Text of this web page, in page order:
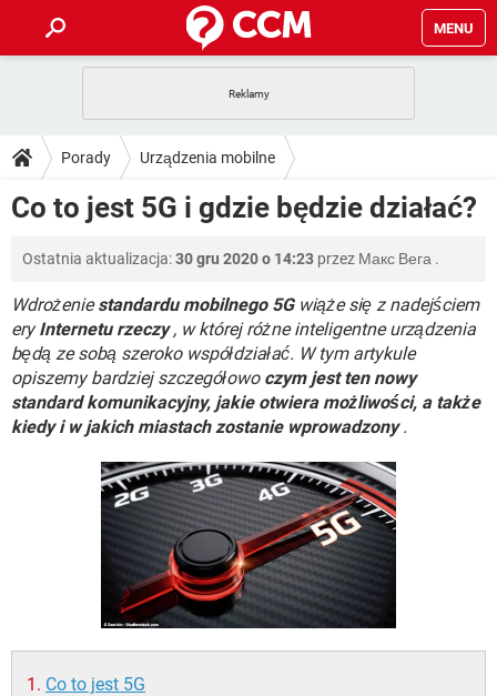
MENU
GRY WHATSAPP
SPOTIFY NETFLIX
PORADY
PlayStation TIKTOK
GRY WHATSAPP
SPOTIFY NETFLIX
INSTAGRAM FACEBOOK
WINDOWS 10
DO POBRANIA
IOS NETFLIX
INSTAGRAM FACEBOOK
WINDOWS 10
FORUM
COVID-19 TIKTOK
GRY WHATSAPP
SPOTIFY NETFLIX
INSTAGRAM FACEBOOK
ARTYKUŁY
COVID-19 TIKTOK
GRY WHATSAPP
SPOTIFY NETFLIX
FACEBOOK
WINDOWS 10
Porady Urządzenia mobilne
Operatorzy telefonii komórkowej
Co to jest 5G i gdzie będzie działać?
Ostatnia aktualizacja:30 gru 2020 o 14:23 przez Макс Вега .
Wdrożeniestandardu mobilnego 5Gwiąże się z nadejściem
eryInternetu rzeczy, w której różne inteligentne urządzenia
będą ze sobą szeroko współdziałać. W tym artykule
opiszemy bardziej szczegółowo czym jest ten nowy
standard komunikacyjny, jakie otwiera możliwości, a także
kiedy i w jakich miastach zostanie wprowadzony.
Co to jest 5G